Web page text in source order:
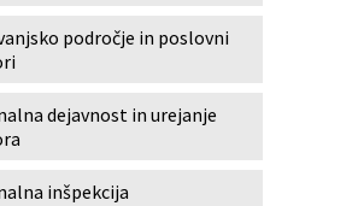
področje in poslovni
dejavnost in urejanje
inšpekcija